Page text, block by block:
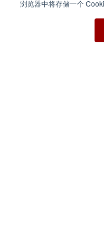
浏览器中将存储一个
Copyright ⓒ Nisshinbo